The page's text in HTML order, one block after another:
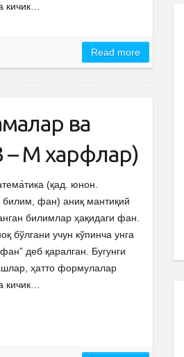
кичик…
Read more
ва
– М харфлар)
(қад. юнон.
билим, фан) аниқ мантиқий
билимлар ҳақидаги фан.
бўлгани учун кўпинча унга
деб қаралган. Бугунги
ҳатто формулалар
кичик…